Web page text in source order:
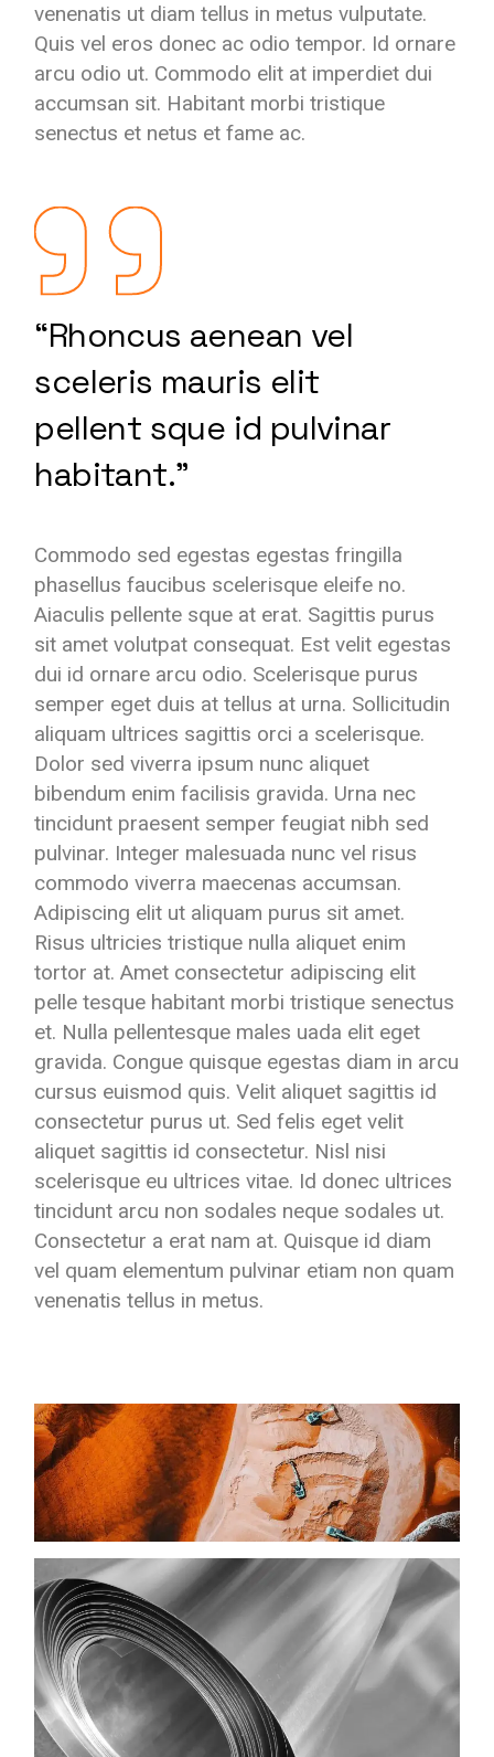
venenatis ut diam tellus in metus vulputate.
Quis vel eros donec ac odio tempor. Id ornare
arcu odio ut. Commodo elit at imperdiet dui
accumsan sit. Habitant morbi tristique
senectus et netus et fame ac.
“Rhoncus aenean vel
sceleris mauris elit
pellent sque id pulvinar
habitant.”
Commodo sed egestas egestas fringilla
phasellus faucibus scelerisque eleife no.
Aiaculis pellente sque at erat. Sagittis purus
sit amet volutpat consequat. Est velit egestas
dui id ornare arcu odio. Scelerisque purus
semper eget duis at tellus at urna. Sollicitudin
aliquam ultrices sagittis orci a scelerisque.
Dolor sed viverra ipsum nunc aliquet
bibendum enim facilisis gravida. Urna nec
tincidunt praesent semper feugiat nibh sed
pulvinar. Integer malesuada nunc vel risus
commodo viverra maecenas accumsan.
Adipiscing elit ut aliquam purus sit amet.
Risus ultricies tristique nulla aliquet enim
tortor at. Amet consectetur adipiscing elit
pelle tesque habitant morbi tristique senectus
et. Nulla pellentesque males uada elit eget
gravida. Congue quisque egestas diam in arcu
cursus euismod quis. Velit aliquet sagittis id
consectetur purus ut. Sed felis eget velit
aliquet sagittis id consectetur. Nisl nisi
scelerisque eu ultrices vitae. Id donec ultrices
tincidunt arcu non sodales neque sodales ut.
Consectetur a erat nam at. Quisque id diam
vel quam elementum pulvinar etiam non quam
venenatis tellus in metus.